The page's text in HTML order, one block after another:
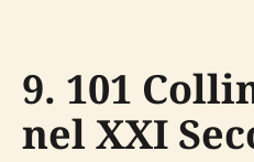
9. 101
nel XXI